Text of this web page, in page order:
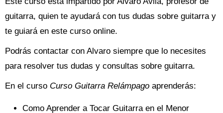
guitarra, quien te ayudará con tus dudas sobre guitarra y
te guiará en este curso online.
Podrás contactar con Alvaro siempre que lo necesites
para resolver tus dudas y consultas sobre guitarra.
En el curso Curso Guitarra Relámpago aprenderás:
Como Aprender a Tocar Guitarra en el Menor